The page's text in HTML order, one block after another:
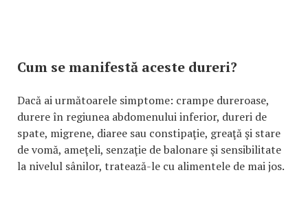
Cum se manifestă aceste dureri?
Dacă ai următoarele simptome: crampe dureroase,
durere în regiunea abdomenului inferior, dureri de
spate, migrene, diaree sau constipaţie, greaţă şi stare
de vomă, ameţeli, senzaţie de balonare şi sensibilitate
la nivelul sânilor, tratează-le cu alimentele de mai jos.